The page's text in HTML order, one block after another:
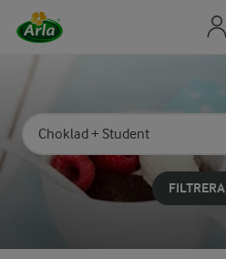
Sök på kategori eller ingrediens
Skriv in sökord för att få förslag
FILTRERA